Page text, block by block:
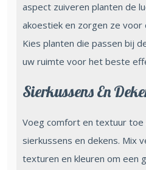
aspect zuiveren planten de
akoestiek en zorgen ze voor
Kies planten die passen bij
uw ruimte voor het beste
Sierkussens En
Voeg comfort en textuur
sierkussens en dekens. Mix
texturen en kleuren om een